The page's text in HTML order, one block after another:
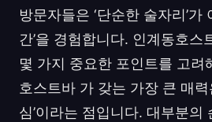
방문자들은 ‘단순한 술자리’가
간’을 경험합니다. 인계동호스
몇 가지 중요한 포인트를 고려
호스트바 가 갖는 가장 큰 매력
심’이라는 점입니다. 대부분의